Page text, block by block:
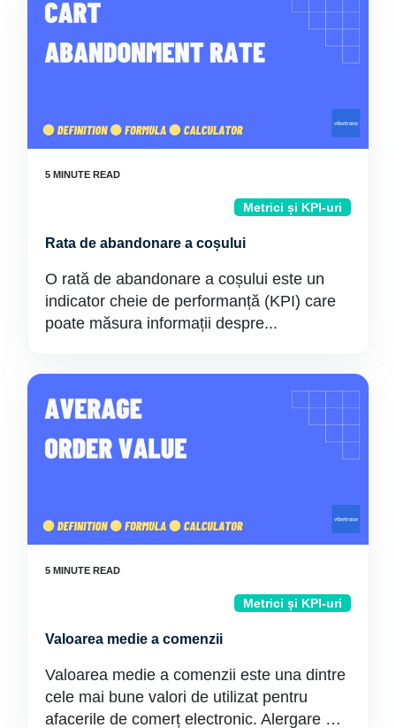
Metrici și KPI-uri
Rata de abandonare a coșului
O rată de abandonare a coșului este un
indicator cheie de performanță (KPI) care
poate măsura informații despre...
Metrici și KPI-uri
Valoarea medie a comenzii
Valoarea medie a comenzii este una dintre
cele mai bune valori de utilizat pentru
afacerile de comerț electronic. Alergare …